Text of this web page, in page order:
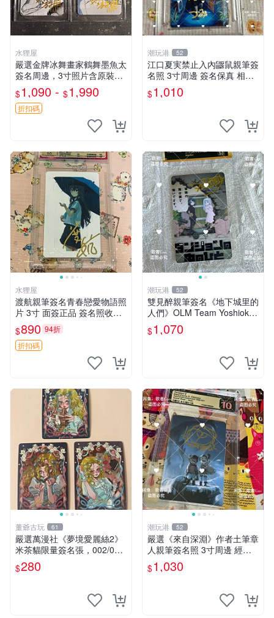
水狸屋
嚴選金牌冰舞畫家鶴舞墨魚太
簽名周邊，3寸照片含原裝卡
磚。收藏自用，面簽確保證
實。 冰舞 簽名 周邊
$1,090 - $1,990
折扣碼
潮玩港 52
江口夏実禁止入內鼴鼠親筆簽
名照 3寸周邊 簽名保真 相框
包裝 禁止入內 麵簽 周邊 親
筆簽名 時尚周邊 原裝卡磚
$1,010
水狸屋
渡航親筆簽名青春戀愛物語照
片 3寸 面簽正品 簽名照收藏
推薦 電腦 動畫 原創漫畫
$890 94折
折扣碼
潮玩港 52
雙見醉親筆簽名《地下城里的
人們》OLM Team Yoshioka
親簽照 限量珍藏 3寸照片 收
藏佳品 地下城 OLML Yoshio
$1,070
董爺古玩 61
嚴選萬漫社《夢境愛麗絲2》
米茶貓限量簽名張，002/003
珍藏版，首賣難得機會 夢境
愛麗絲 米茶貓 限量簽名
$280
潮玩港 52
嚴選《來自深淵》作者土筆章
人親筆簽名照 3寸周邊 經典
卡磚 相片拍賣 深淵 Made in
Abyss 土筆章人 照片
$1,030